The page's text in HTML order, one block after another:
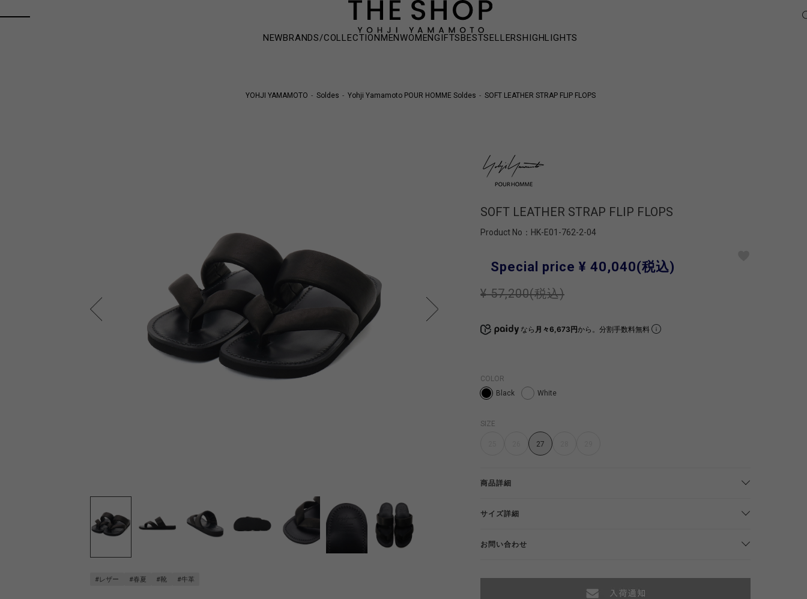
NEWBRANDS/COLLECTIONMENWOMENGIFTSBESTSELLERSHIGHLIGHTS
YOHJI YAMAMOTO Soldes Yohji Yamamoto POUR HOMME Soldes SOFT LEATHER STRAP FLIP FLOPS
#レザー #春夏 #靴 #牛革
SOFT LEATHER STRAP FLIP FLOPS
Product No： HK-E01-762-2-04
Special price ¥ 40,040(税込)
¥ 57,200(税込)
なら 月々6,673円から。分割手数料無料
COLOR
Black
White
SIZE
27
商品詳細
サイズ詳細
お問い合わせ